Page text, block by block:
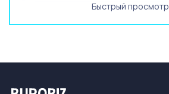
Быстрый просмотр